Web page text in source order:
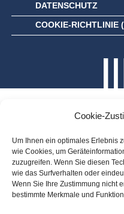
Cookie-
Um Ihnen ein optimales Erlebnis
wie Cookies, um
zuzugreifen. Wenn Sie diesen
wie das Surfverhalten oder
Wenn Sie Ihre Zustimmung nicht
bestimmte Merkmale und
DATENSCHUTZ
COOKIE-RICHTLINIE